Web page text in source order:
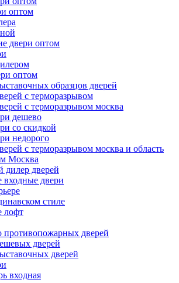
оптом
двери оптом
оптом
образцов дверей
с терморазрывом
с терморазрывом москва
дешево
со скидкой
недорого
с терморазрывом москва и область
Москва
дверей
входные двери
стиле
лофт
противопожарных дверей
дверей
дверей
входная